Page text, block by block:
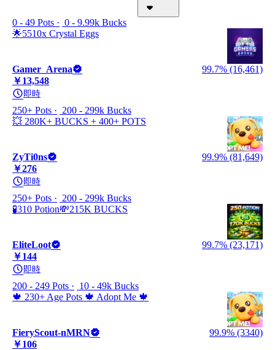
0 - 49 Pots
0 - 9.99k Bucks
🌟5510x Crystal Eggs
Gamer_Arena
99.7% (16,461)
￥13,548
即時
250+ Pots
200 - 299k Bucks
💥 280K+ BUCKS + 400+ POTS
ZyTi0ns
99.9% (81,649)
￥276
即時
250+ Pots
200 - 299k Bucks
🧪310 Potion💸215K BUCKS
EliteLoot
99.7% (23,171)
￥144
即時
200 - 249 Pots
10 - 49k Bucks
🍁 230+ Age Pots 🍁 Adopt Me 🍁
FieryScout-nMRN
99.9% (3340)
￥106